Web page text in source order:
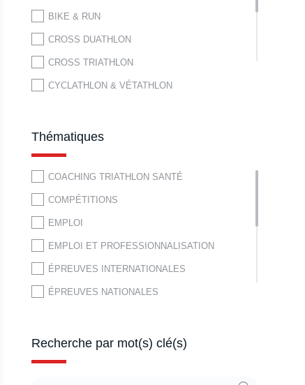
BIKE & RUN
CROSS DUATHLON
CROSS TRIATHLON
CYCLATHLON & VÉTATHLON
DUATHLON DES NEIGES
ESPACE OUTDOOR F.F.TRI.
PARA TRIATHLON
RAID
SWIMBIKE
SWIMRUN
TRIATHLON
TRIATHLON DES NEIGES
Thématiques
COACHING TRIATHLON SANTÉ
COMPÉTITIONS
EMPLOI
EMPLOI ET PROFESSIONNALISATION
ÉPREUVES INTERNATIONALES
ÉPREUVES NATIONALES
FÉDÉRATION
HAUT NIVEAU
Recherche par mot(s) clé(s)